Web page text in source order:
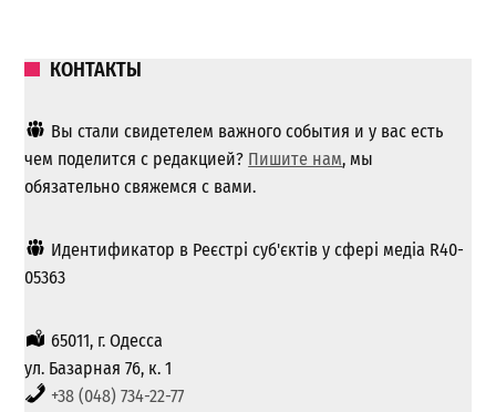
КОНТАКТЫ
Вы стали свидетелем важного события и у вас есть
чем поделится с редакцией? Пишите нам, мы
обязательно свяжемся с вами.
Идентификатор в Реєстрі суб'єктів у сфері медіа R40-
05363
65011, г. Одесса
ул. Базарная 76, к. 1
+38 (048) 734-22-77